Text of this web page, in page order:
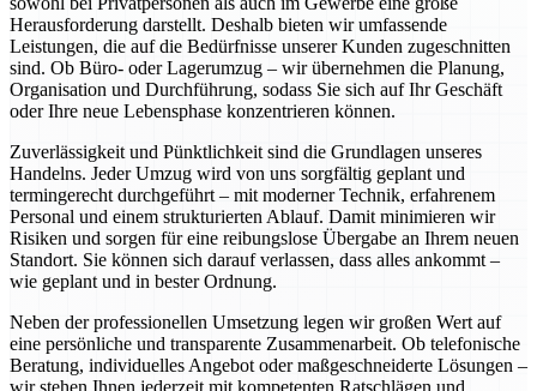
Herausforderung darstellt. Deshalb bieten wir umfassende
Leistungen, die auf die Bedürfnisse unserer Kunden zugeschnitten
sind. Ob Büro- oder Lagerumzug – wir übernehmen die Planung,
Organisation und Durchführung, sodass Sie sich auf Ihr Geschäft
oder Ihre neue Lebensphase konzentrieren können.
Zuverlässigkeit und Pünktlichkeit sind die Grundlagen unseres
Handelns. Jeder Umzug wird von uns sorgfältig geplant und
termingerecht durchgeführt – mit moderner Technik, erfahrenem
Personal und einem strukturierten Ablauf. Damit minimieren wir
Risiken und sorgen für eine reibungslose Übergabe an Ihrem neuen
Standort. Sie können sich darauf verlassen, dass alles ankommt –
wie geplant und in bester Ordnung.
Neben der professionellen Umsetzung legen wir großen Wert auf
eine persönliche und transparente Zusammenarbeit. Ob telefonische
Beratung, individuelles Angebot oder maßgeschneiderte Lösungen –